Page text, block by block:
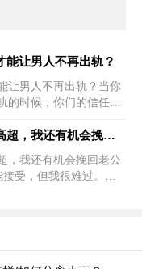
能让男人不再出轨？
让男人不再出轨？当你
的时候，你们的信任感
轨了，可以相信吗？
分离小三公司：小三手段高超，我还有机会挽回老公吗?
，我还有机会挽回老公
受，但我很难过。昔